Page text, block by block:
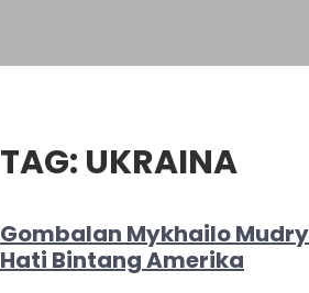
TAG: UKRAINA
Gombalan Mykhailo
Hati Bintang Amerika